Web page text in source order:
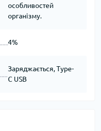
особливостей
організму.
4%
Заряджається, Type-
C USB